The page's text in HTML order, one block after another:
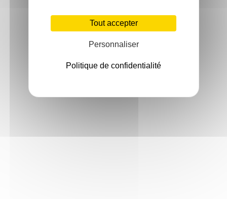
Tout accepter
Personnaliser
Politique de confidentialité